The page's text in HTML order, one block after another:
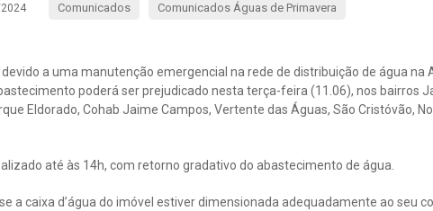
Comunicados Comunicados Águas de Primavera
a uma manutenção emergencial na rede de distribuição de água na
poderá ser prejudicado nesta terça-feira (11.06), nos bairros
Eldorado, Cohab Jaime Campos, Vertente das Águas, São Cristóvão,
até às 14h, com retorno gradativo do abastecimento de água.
a caixa d’água do imóvel estiver dimensionada adequadamente ao seu